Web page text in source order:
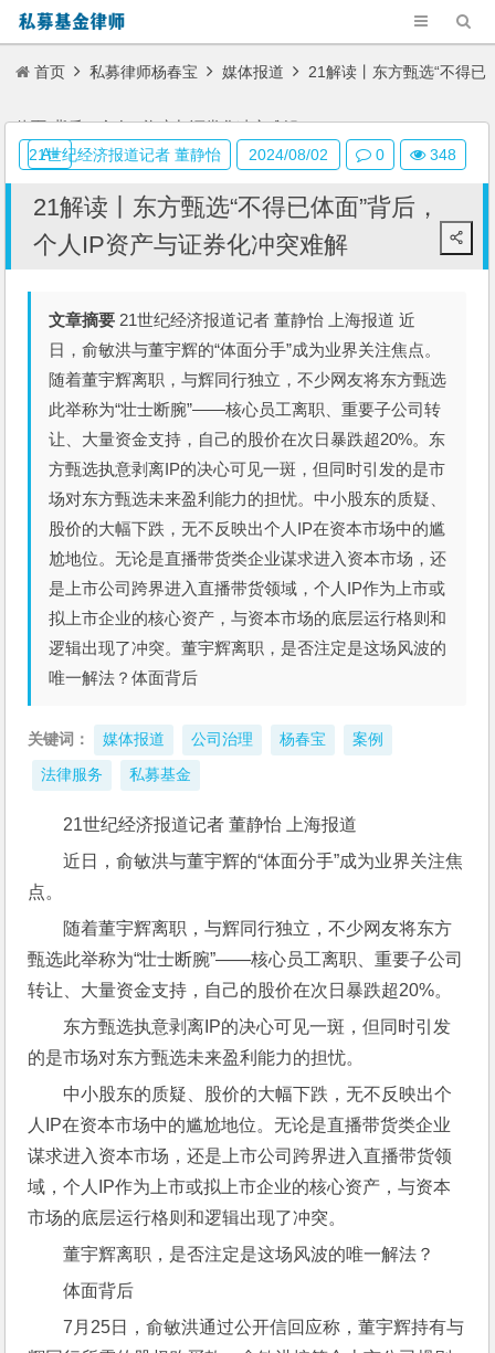
首页 私募律师杨春宝 媒体报道 21解读丨东方甄选“不得已
体面”背后，个人IP资产与证券化冲突难解
21解读丨东方甄选“不得已体面”背后，
个人IP资产与证券化冲突难解
文章摘要 21世纪经济报道记者 董静怡 上海报道 近
日，俞敏洪与董宇辉的“体面分手”成为业界关注焦点。
随着董宇辉离职，与辉同行独立，不少网友将东方甄选
此举称为“壮士断腕”——核心员工离职、重要子公司转
让、大量资金支持，自己的股价在次日暴跌超20%。东
方甄选执意剥离IP的决心可见一斑，但同时引发的是市
场对东方甄选未来盈利能力的担忧。中小股东的质疑、
股价的大幅下跌，无不反映出个人IP在资本市场中的尴
尬地位。无论是直播带货类企业谋求进入资本市场，还
是上市公司跨界进入直播带货领域，个人IP作为上市或
拟上市企业的核心资产，与资本市场的底层运行格则和
逻辑出现了冲突。董宇辉离职，是否注定是这场风波的
唯一解法？体面背后
关键词： 媒体报道 公司治理 杨春宝 案例
法律服务 私募基金
21世纪经济报道记者 董静怡 上海报道
近日，俞敏洪与董宇辉的“体面分手”成为业界关注焦
点。
随着董宇辉离职，与辉同行独立，不少网友将东方
甄选此举称为“壮士断腕”——核心员工离职、重要子公司
转让、大量资金支持，自己的股价在次日暴跌超20%。
东方甄选执意剥离IP的决心可见一斑，但同时引发
的是市场对东方甄选未来盈利能力的担忧。
中小股东的质疑、股价的大幅下跌，无不反映出个
人IP在资本市场中的尴尬地位。无论是直播带货类企业
谋求进入资本市场，还是上市公司跨界进入直播带货领
域，个人IP作为上市或拟上市企业的核心资产，与资本
市场的底层运行格则和逻辑出现了冲突。
董宇辉离职，是否注定是这场风波的唯一解法？
体面背后
7月25日，俞敏洪通过公开信回应称，董宇辉持有与
21世纪经济报道记者 董静怡 2024/08/02 0 348
A+